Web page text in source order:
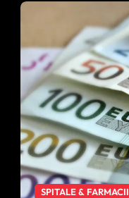
SPITALE & FARMACII